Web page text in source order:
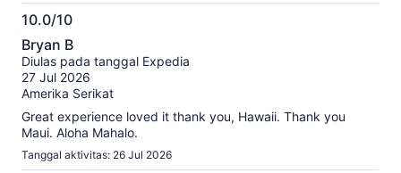
10.0/10
10.0
dari
10
Bryan B
Diulas pada tanggal Expedia
27 Jul 2026
Amerika Serikat
Great experience loved it thank you, Hawaii. Thank you
Maui. Aloha Mahalo.
Tanggal aktivitas: 26 Jul 2026